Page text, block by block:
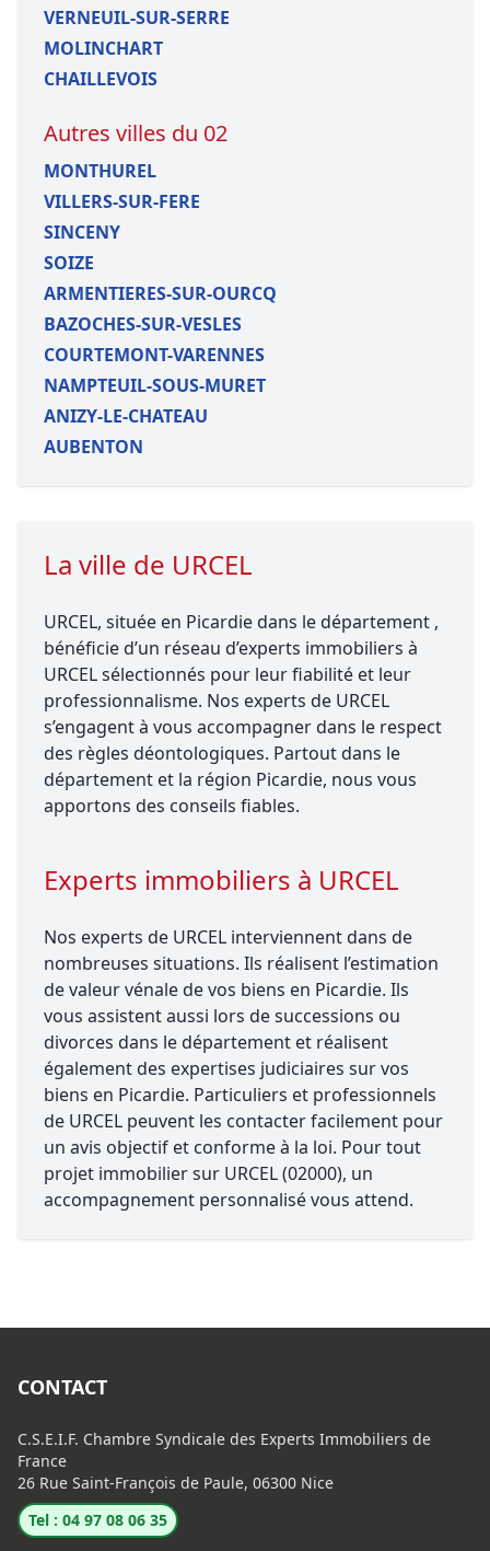
VERNEUIL-SUR-SERRE
MOLINCHART
CHAILLEVOIS
Autres villes du 02
MONTHUREL
VILLERS-SUR-FERE
SINCENY
SOIZE
ARMENTIERES-SUR-OURCQ
BAZOCHES-SUR-VESLES
COURTEMONT-VARENNES
NAMPTEUIL-SOUS-MURET
ANIZY-LE-CHATEAU
AUBENTON
La ville de URCEL
URCEL, située en Picardie dans le département ,
bénéficie d’un réseau d’experts immobiliers à
URCEL sélectionnés pour leur fiabilité et leur
professionnalisme. Nos experts de URCEL
s’engagent à vous accompagner dans le respect
des règles déontologiques. Partout dans le
département et la région Picardie, nous vous
apportons des conseils fiables.
Experts immobiliers à URCEL
Nos experts de URCEL interviennent dans de
nombreuses situations. Ils réalisent l’estimation
de valeur vénale de vos biens en Picardie. Ils
vous assistent aussi lors de successions ou
divorces dans le département et réalisent
également des expertises judiciaires sur vos
biens en Picardie. Particuliers et professionnels
de URCEL peuvent les contacter facilement pour
un avis objectif et conforme à la loi. Pour tout
projet immobilier sur URCEL (02000), un
accompagnement personnalisé vous attend.
CONTACT
C.S.E.I.F. Chambre Syndicale des Experts Immobiliers de
France
26 Rue Saint-François de Paule, 06300 Nice
Tel : 04 97 08 06 35